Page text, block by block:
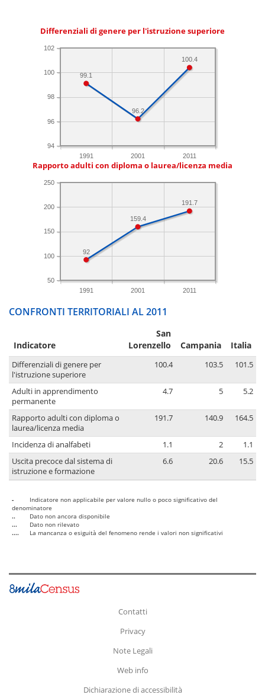
Differenziali di genere per l'istruzione superiore
1991 2001 2011
94
96
98
100
102
100.4
96.2
99.1
Rapporto adulti con diploma o laurea/licenza media
1991 2001 2011
50
100
150
200
250
191.7
159.4
92
CONFRONTI TERRITORIALI AL 2011
Indicatore
San
Lorenzello
Campania Italia
Differenziali di genere per
l'istruzione superiore
100.4 103.5 101.5
Adulti in apprendimento
permanente
4.7 5 5.2
Rapporto adulti con diploma o
laurea/licenza media
191.7 140.9 164.5
Incidenza di analfabeti 1.1 2
1.1
Uscita precoce dal sistema di
istruzione e formazione
6.6 20.6 15.5
-
Indicatore non applicabile per valore nullo o poco significativo del
denominatore
..
Dato non ancora disponibile
...
Dato non rilevato
....
La mancanza o esiguità del fenomeno rende i valori non significativi
Contatti
Privacy
Note Legali
Web info
Dichiarazione di accessibilità